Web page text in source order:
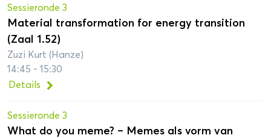
Sessieronde 3
Material transformation for energy transition
(Zaal 1.52)
Zuzi Kurt (Hanze)
14:45 - 15:30
Details
Sessieronde 3
What do you meme? – Memes als vorm van